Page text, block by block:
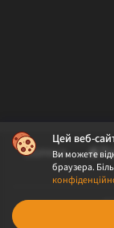
Цей веб-
Ви можете
браузера.
©